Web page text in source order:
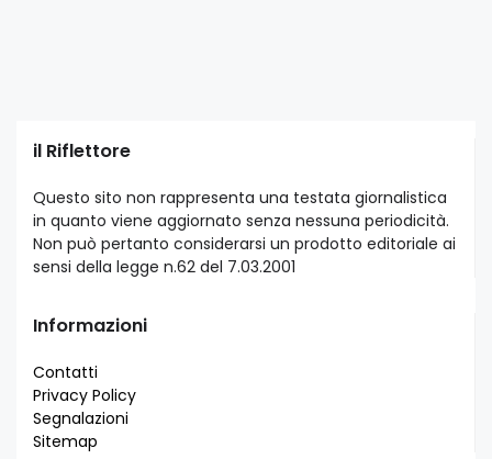
il Riflettore
Questo sito non rappresenta una testata giornalistica
in quanto viene aggiornato senza nessuna periodicità.
Non può pertanto considerarsi un prodotto editoriale ai
sensi della legge n.62 del 7.03.2001
Informazioni
Contatti
Privacy Policy
Segnalazioni
Sitemap